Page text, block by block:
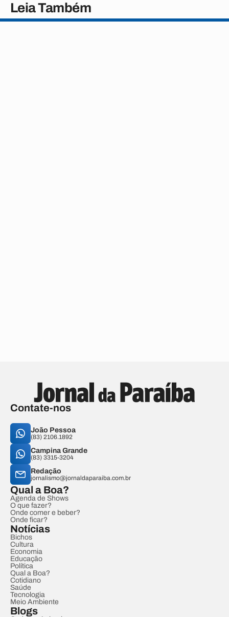
Leia Também
Contate-nos
João Pessoa
(83) 2106.1892
Campina Grande
(83) 3315-3204
Redação
jornalismo@jornaldaparaiba.com.br
Qual a Boa?
Agenda de Shows
O que fazer?
Onde comer e beber?
Onde ficar?
Notícias
Bichos
Cultura
Economia
Educação
Política
Qual a Boa?
Cotidiano
Saúde
Tecnologia
Meio Ambiente
Blogs